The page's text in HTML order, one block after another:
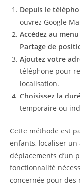
Depuis le
ouvrez Google
Accédez au
Partage de
Ajoutez votre
téléphone pour
localisation.
Choisissez la
temporaire ou
Cette méthode est
enfants, localiser un
déplacements d’un
fonctionnalité
concernée pour des